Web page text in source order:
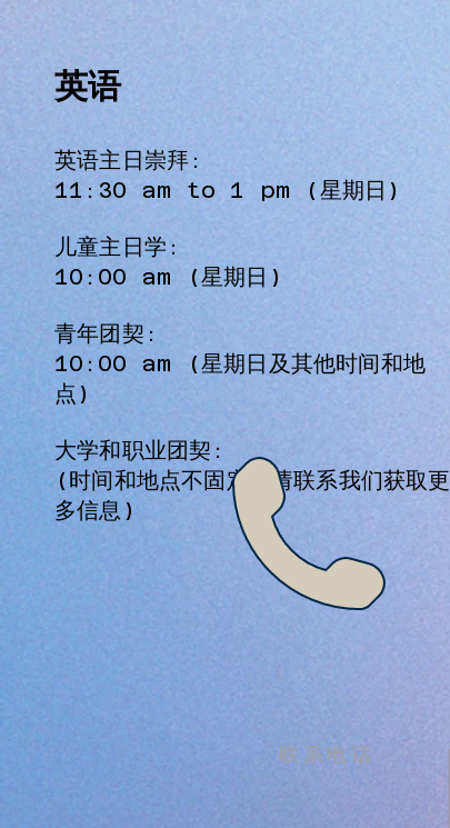
英语
英语主日崇拜:​​
11:30 am to 1 pm (星期日)
儿童主日学:​​
10:00 am (星期日)
青年团契:
10:00 am (星期日及其他时间和地
点)
大学和职业团契:
(时间和地点不固定，请联系我们获取更
多信息)
联系电话